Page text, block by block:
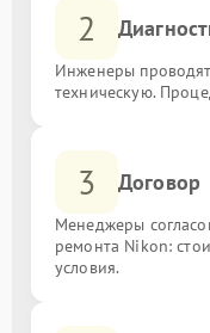
2
Инженеры
техническую.
3 Договор
Менеджеры
ремонта Nikon:
условия.